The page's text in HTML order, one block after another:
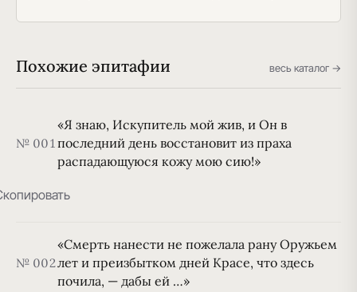
Похожие эпитафии весь каталог →
№ 001
«Я знаю, Искупитель мой жив, и Он в
последний день восстановит из праха
распадающуюся кожу мою сию!»
№ 002
«Смерть нанести не пожелала рану Оружьем
лет и преизбытком дней Красе, что здесь
почила, — дабы ей …»